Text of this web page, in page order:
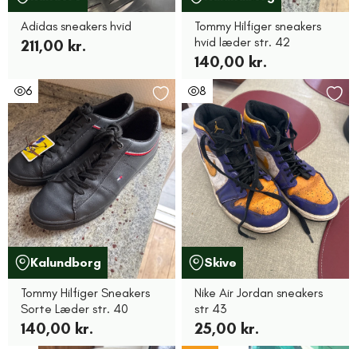
Adidas sneakers hvid
211,00 kr.
Tommy Hilfiger sneakers
hvid læder str. 42
140,00 kr.
6
Kalundborg
Tommy Hilfiger Sneakers
Sorte Læder str. 40
140,00 kr.
8
Skive
Nike Air Jordan sneakers
str 43
25,00 kr.